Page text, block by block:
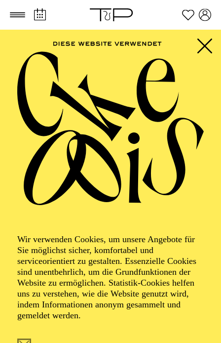
Zum Hauptinhalt springen Zum Footer springen
Wir verwenden Cookies, um unsere Angebote für
Sie möglichst sicher, komfortabel und
serviceorientiert zu gestalten. Essenzielle Cookies
sind unentbehrlich, um die Grundfunktionen der
Website zu ermöglichen. Statistik-Cookies helfen
uns zu verstehen, wie die Website genutzt wird,
indem Informationen anonym gesammelt und
gemeldet werden.
SCHAUSPIEL ESSEN
Die Wildente
von Henrik Ibsen
TICKETS